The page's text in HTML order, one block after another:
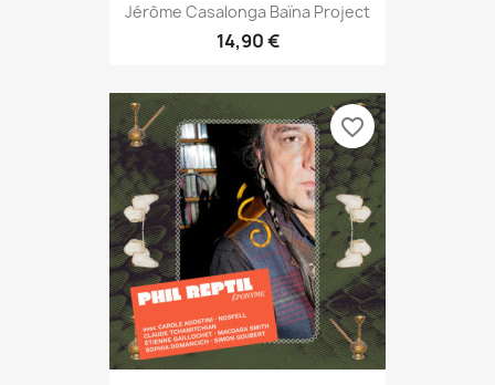
Jérôme Casalonga Baïna Project
14,90 €
favorite_border